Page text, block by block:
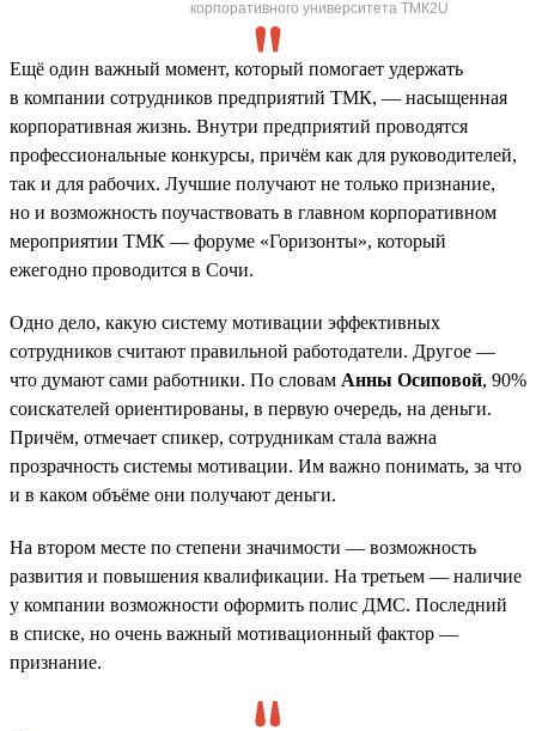
корпоративного университета ТМК2U
Ещё один важный момент, который помогает удержать
в компании сотрудников предприятий ТМК, — насыщенная
корпоративная жизнь. Внутри предприятий проводятся
профессиональные конкурсы, причём как для руководителей,
так и для рабочих. Лучшие получают не только признание,
но и возможность поучаствовать в главном корпоративном
мероприятии ТМК — форуме «Горизонты», который
ежегодно проводится в Сочи.
Одно дело, какую систему мотивации эффективных
сотрудников считают правильной работодатели. Другое —
что думают сами работники. По словам Анны Осиповой, 90%
соискателей ориентированы, в первую очередь, на деньги.
Причём, отмечает спикер, сотрудникам стала важна
прозрачность системы мотивации. Им важно понимать, за что
и в каком объёме они получают деньги.
На втором месте по степени значимости — возможность
развития и повышения квалификации. На третьем — наличие
у компании возможности оформить полис ДМС. Последний
в списке, но очень важный мотивационный фактор —
признание.